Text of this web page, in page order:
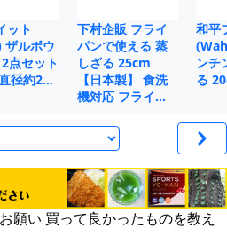
ット
ルボウ
点セット
径約2…
下村企販 フライ
パンで使える 蒸
しざる 25cm
【日本製】 食洗
機対応 フライ…
和平
ンチ
る
願い 買って良かったものを教え